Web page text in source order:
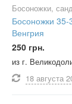
Босоножки,
Босоножки 35-
Венгрия
250 грн.
из г.
18 августа